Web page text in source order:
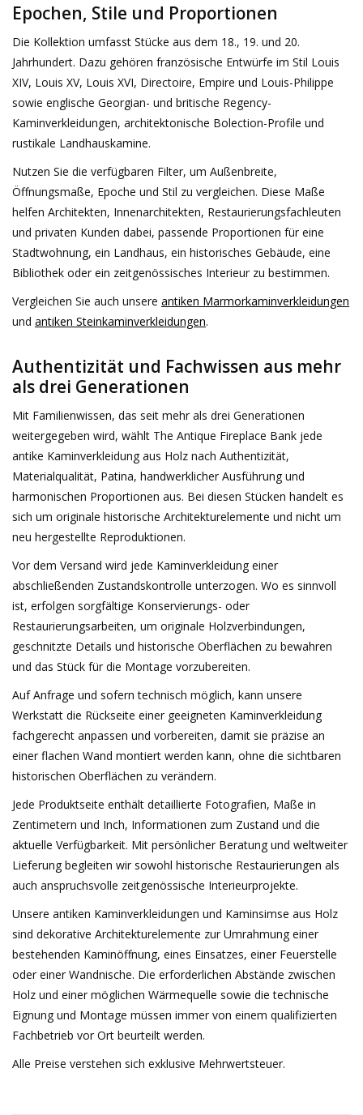
Epochen, Stile und Proportionen
Die Kollektion umfasst Stücke aus dem 18., 19. und 20.
Jahrhundert. Dazu gehören französische Entwürfe im Stil Louis
XIV, Louis XV, Louis XVI, Directoire, Empire und Louis-Philippe
sowie englische Georgian- und britische Regency-
Kaminverkleidungen, architektonische Bolection-Profile und
rustikale Landhauskamine.
Nutzen Sie die verfügbaren Filter, um Außenbreite,
Öffnungsmaße, Epoche und Stil zu vergleichen. Diese Maße
helfen Architekten, Innenarchitekten, Restaurierungsfachleuten
und privaten Kunden dabei, passende Proportionen für eine
Stadtwohnung, ein Landhaus, ein historisches Gebäude, eine
Bibliothek oder ein zeitgenössisches Interieur zu bestimmen.
Vergleichen Sie auch unsere antiken Marmorkaminverkleidungen
und antiken Steinkaminverkleidungen.
Authentizität und Fachwissen aus mehr
als drei Generationen
Mit Familienwissen, das seit mehr als drei Generationen
weitergegeben wird, wählt The Antique Fireplace Bank jede
antike Kaminverkleidung aus Holz nach Authentizität,
Materialqualität, Patina, handwerklicher Ausführung und
harmonischen Proportionen aus. Bei diesen Stücken handelt es
sich um originale historische Architekturelemente und nicht um
neu hergestellte Reproduktionen.
Vor dem Versand wird jede Kaminverkleidung einer
abschließenden Zustandskontrolle unterzogen. Wo es sinnvoll
ist, erfolgen sorgfältige Konservierungs- oder
Restaurierungsarbeiten, um originale Holzverbindungen,
geschnitzte Details und historische Oberflächen zu bewahren
und das Stück für die Montage vorzubereiten.
Auf Anfrage und sofern technisch möglich, kann unsere
Werkstatt die Rückseite einer geeigneten Kaminverkleidung
fachgerecht anpassen und vorbereiten, damit sie präzise an
einer flachen Wand montiert werden kann, ohne die sichtbaren
historischen Oberflächen zu verändern.
Jede Produktseite enthält detaillierte Fotografien, Maße in
Zentimetern und Inch, Informationen zum Zustand und die
aktuelle Verfügbarkeit. Mit persönlicher Beratung und weltweiter
Lieferung begleiten wir sowohl historische Restaurierungen als
auch anspruchsvolle zeitgenössische Interieurprojekte.
Unsere antiken Kaminverkleidungen und Kaminsimse aus Holz
sind dekorative Architekturelemente zur Umrahmung einer
bestehenden Kaminöffnung, eines Einsatzes, einer Feuerstelle
oder einer Wandnische. Die erforderlichen Abstände zwischen
Holz und einer möglichen Wärmequelle sowie die technische
Eignung und Montage müssen immer von einem qualifizierten
Fachbetrieb vor Ort beurteilt werden.
Alle Preise verstehen sich exklusive Mehrwertsteuer.